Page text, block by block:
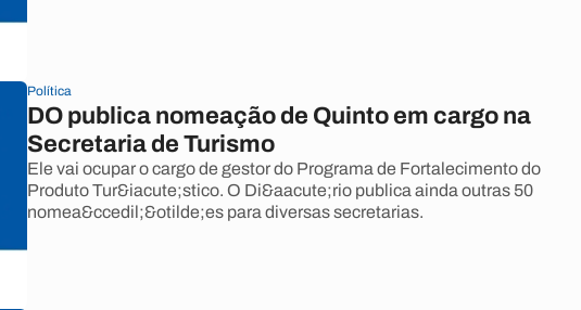
Política
DO publica nomeação de Quinto em cargo na
Secretaria de Turismo
Ele vai ocupar o cargo de gestor do Programa de Fortalecimento do
Produto Tur&iacute;stico. O Di&aacute;rio publica ainda outras 50
nomea&ccedil;&otilde;es para diversas secretarias.